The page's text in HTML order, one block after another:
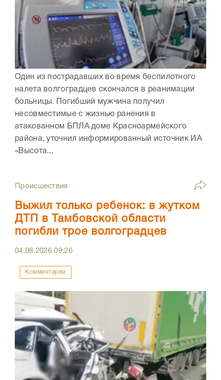
Один из пострадавших во время беспилотного
налета волгоградцев скончался в реанимации
больницы. Погибший мужчина получил
несовместимые с жизнью ранения в
атакованном БПЛА доме Красноармейского
района, уточнил информированный источник ИА
«Высота...
Происшествия
Выжил только ребенок: в жутком
ДТП в Тамбовской области
погибли трое волгоградцев
04.08.202609:26
Комментарии